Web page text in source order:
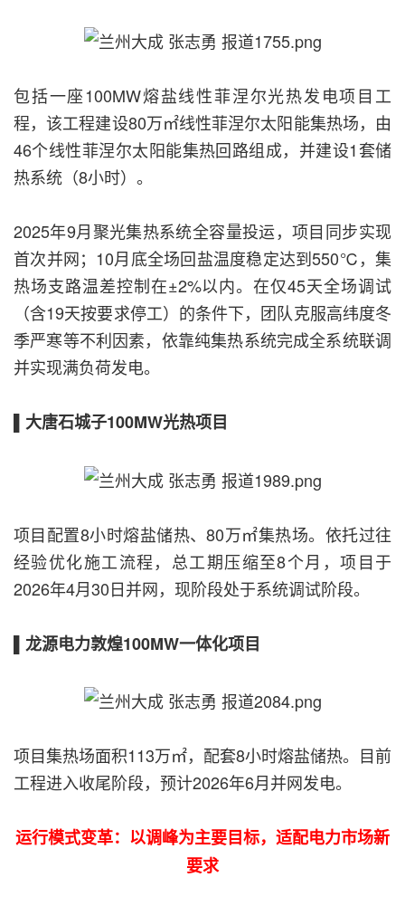
包括一座100MW熔盐线性菲涅尔光热发电项目工
程，该工程建设80万㎡线性菲涅尔太阳能集热场，由
46个线性菲涅尔太阳能集热回路组成，并建设1套储
热系统（8小时）。
2025年9月聚光集热系统全容量投运，项目同步实现
首次并网；10月底全场回盐温度稳定达到550℃，集
热场支路温差控制在±2%以内。在仅45天全场调试
（含19天按要求停工）的条件下，团队克服高纬度冬
季严寒等不利因素，依靠纯集热系统完成全系统联调
并实现满负荷发电。
▌大唐石城子100MW光热项目
项目配置8小时熔盐储热、80万㎡集热场。依托过往
经验优化施工流程，总工期压缩至8个月，项目于
2026年4月30日并网，现阶段处于系统调试阶段。
▌龙源电力敦煌100MW一体化项目
项目集热场面积113万㎡，配套8小时熔盐储热。目前
工程进入收尾阶段，预计2026年6月并网发电。
运行模式变革：以调峰为主要目标，适配电力市场新
要求